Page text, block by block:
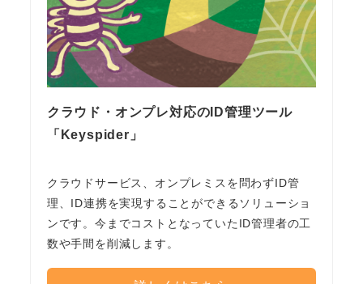
クラウド・オンプレ対応のID管理ツール
「Keyspider」
クラウドサービス、オンプレミスを問わずID管
理、ID連携を実現することができるソリューショ
ンです。今までコストとなっていたID管理者の工
数や手間を削減します。